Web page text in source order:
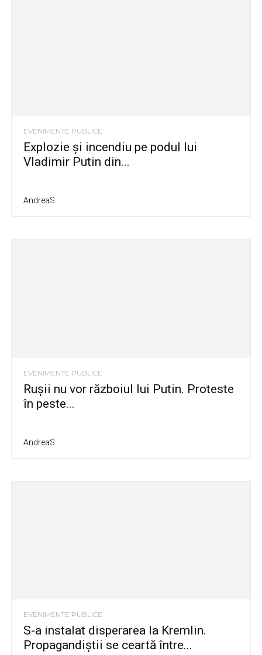
EVENIMENTE PUBLICE
Explozie și incendiu pe podul lui
Vladimir Putin din...
AndreaS
EVENIMENTE PUBLICE
Rușii nu vor războiul lui Putin. Proteste
în peste...
AndreaS
EVENIMENTE PUBLICE
S-a instalat disperarea la Kremlin.
Propagandiștii se ceartă între...